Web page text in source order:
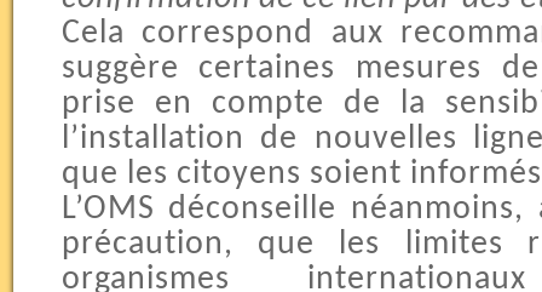
Cela correspond aux
suggère certaines mesures
prise en compte de la
l’installation de nouvelles
que les citoyens soient
L’OMS déconseille
précaution, que les limites
organismes